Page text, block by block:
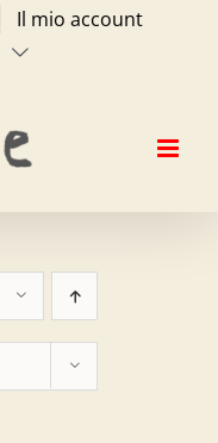
Il mio account